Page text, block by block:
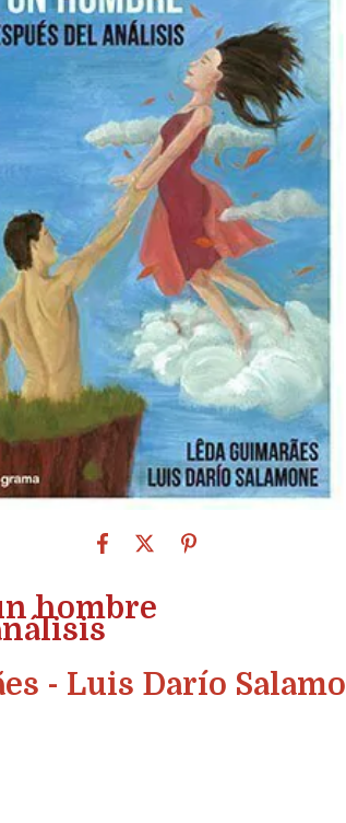
hombre
- Luis Darío